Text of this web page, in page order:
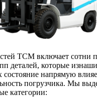
TCM включает сотни
деталей, которые
напрямую
погрузчика. Мы
категории: